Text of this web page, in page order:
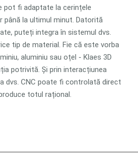
pot fi adaptate la cerințele
până la ultimul minut. Datorită
puteți integra în sistemul dvs.
tip de material. Fie că este vorba
aluminiu sau oțel - Klaes 3D
potrivită. Și prin interacțiunea
dvs. CNC poate fi controlată direct
totul rațional.